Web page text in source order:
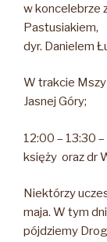
w koncelebrze
Pastusiakiem,
dyr. Danielem
W trakcie
Jasnej Góry;
12:00 – 13:30
księży oraz dr
Niektórzy
maja. W tym
pójdziemy